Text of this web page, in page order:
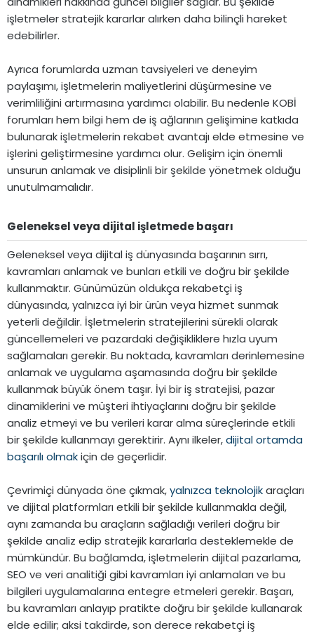
işletmeler stratejik kararlar alırken daha bilinçli hareket
edebilirler.
Ayrıca forumlarda uzman tavsiyeleri ve deneyim
paylaşımı, işletmelerin maliyetlerini düşürmesine ve
verimliliğini artırmasına yardımcı olabilir. Bu nedenle KOBİ
forumları hem bilgi hem de iş ağlarının gelişimine katkıda
bulunarak işletmelerin rekabet avantajı elde etmesine ve
işlerini geliştirmesine yardımcı olur. Gelişim için önemli
unsurun anlamak ve disiplinli bir şekilde yönetmek olduğu
unutulmamalıdır.
Geleneksel veya dijital işletmede başarı​
Geleneksel veya dijital iş dünyasında başarının sırrı,
kavramları anlamak ve bunları etkili ve doğru bir şekilde
kullanmaktır. Günümüzün oldukça rekabetçi iş
dünyasında, yalnızca iyi bir ürün veya hizmet sunmak
yeterli değildir. İşletmelerin stratejilerini sürekli olarak
güncellemeleri ve pazardaki değişikliklere hızla uyum
sağlamaları gerekir. Bu noktada, kavramları derinlemesine
anlamak ve uygulama aşamasında doğru bir şekilde
kullanmak büyük önem taşır. İyi bir iş stratejisi, pazar
dinamiklerini ve müşteri ihtiyaçlarını doğru bir şekilde
analiz etmeyi ve bu verileri karar alma süreçlerinde etkili
bir şekilde kullanmayı gerektirir. Aynı ilkeler,dijital ortamda
başarılı olmakiçin de geçerlidir.
Çevrimiçi dünyada öne çıkmak,yalnızca teknolojikaraçları
ve dijital platformları etkili bir şekilde kullanmakla değil,
aynı zamanda bu araçların sağladığı verileri doğru bir
şekilde analiz edip stratejik kararlarla desteklemekle de
mümkündür. Bu bağlamda, işletmelerin dijital pazarlama,
SEO ve veri analitiği gibi kavramları iyi anlamaları ve bu
bilgileri uygulamalarına entegre etmeleri gerekir. Başarı,
bu kavramları anlayıp pratikte doğru bir şekilde kullanarak
elde edilir; aksi takdirde, son derece rekabetçi iş